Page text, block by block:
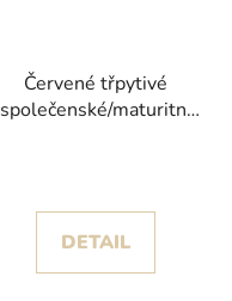
Červené třpytivé
společenské/maturitní
DETAIL